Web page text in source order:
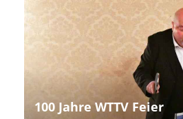
100 Jahre WTTV Feier